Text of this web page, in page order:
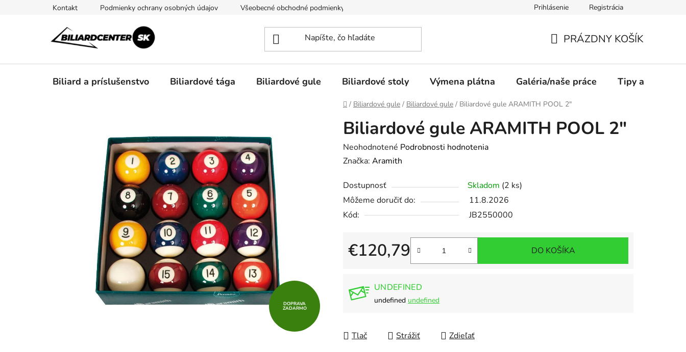
Kontakt Podmienky ochrany osobných údajov Všeobecné obchodné podmienky Prihlásenie Registrácia
KOŠÍK
PRÁZDNY KOŠÍK
Biliard a príslušenstvo Biliardové tága Biliardové gule Biliardové stoly Výmena plátna Galéria/naše práce Tipy a rady
Domov
/ Biliardové gule / Biliardové gule / Biliardové gule ARAMITH POOL 2"
Biliardové gule ARAMITH POOL 2"
Priemerné
hodnotenie
je
0,0
z
hviezdičiek.
Neohodnotené Podrobnosti hodnotenia
Značka: Aramith
Dostupnosť Skladom (2 ks)
Môžeme doručiť do:
11.8.2026
Kód:
JB2550000
€120,79 DO KOŠÍKA
UNDEFINED
undefined undefined
Tlač Strážiť Zdieľať
DOPRAVA
ZADARMO